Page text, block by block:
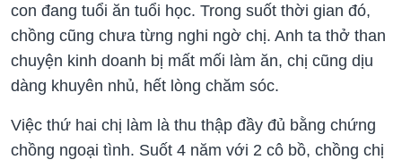
con đang tuổi ăn tuổi học. Trong suốt thời gian đó,
chồng cũng chưa từng nghi ngờ chị. Anh ta thở than
chuyện kinh doanh bị mất mối làm ăn, chị cũng dịu
dàng khuyên nhủ, hết lòng chăm sóc.
Việc thứ hai chị làm là thu thập đầy đủ bằng chứng
chồng ngoại tình. Suốt 4 năm với 2 cô bồ, chồng chị